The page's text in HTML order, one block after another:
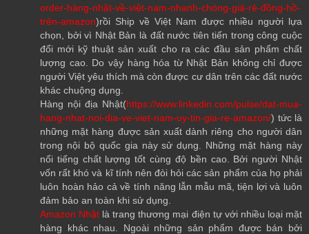
order-hàng-nhật-về-việt-nam-nhanh-chóng-giá-rẻ-đồng-hồ-
trên-amazon)rồi Ship về Việt Nam được nhiều người lựa
chọn, bởi vì Nhật Bản là đất nước tiên tiến trong công cuộc
đổi mới kỹ thuật sản xuất cho ra các đầu sản phẩm chất
lượng cao. Do vậy hàng hóa từ Nhật Bản không chỉ được
người Việt yêu thích mà còn được cư dân trên các đất nước
khác chuộng dụng.
Hàng nội địa Nhật(https://www.linkedin.com/pulse/dat-mua-
hang-nhat-noi-dia-ve-viet-nam-uy-tin-gia-re-amazon/) tức là
những mặt hàng được sản xuất dành riêng cho người dân
trong nội bộ quốc gia này sử dụng. Những mặt hàng này
nổi tiếng chất lượng tốt cùng độ bền cao. Bởi người Nhật
vốn rất khó và kĩ tính nên đòi hỏi các sản phẩm của họ phải
luôn hoàn hảo cả về tính năng lẫn mẫu mã, tiện lợi và luôn
đảm bảo an toàn khi sử dụng.
Amazon Nhật là trang thương mại điện tự với nhiều loại mặt
hàng khác nhau. Ngoài những sản phẩm được bán bởi